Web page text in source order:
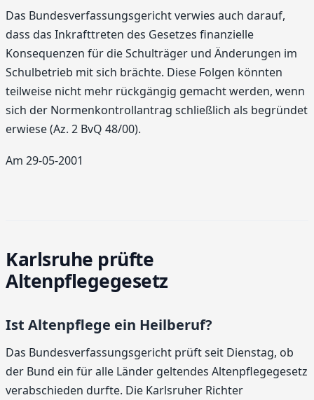
Das Bundesverfassungsgericht verwies auch darauf,
dass das Inkrafttreten des Gesetzes finanzielle
Konsequenzen für die Schulträger und Änderungen im
Schulbetrieb mit sich brächte. Diese Folgen könnten
teilweise nicht mehr rückgängig gemacht werden, wenn
sich der Normenkontrollantrag schließlich als begründet
erwiese (Az. 2 BvQ 48/00).
Am 29-05-2001
Karlsruhe prüfte
Altenpflegegesetz
Ist Altenpflege ein Heilberuf?
Das Bundesverfassungsgericht prüft seit Dienstag, ob
der Bund ein für alle Länder geltendes Altenpflegegesetz
verabschieden durfte. Die Karlsruher Richter